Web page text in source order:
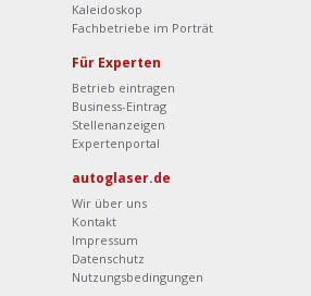
Kaleidoskop
Fachbetriebe im Porträt
Für Experten
Betrieb eintragen
Business-Eintrag
Stellenanzeigen
Expertenportal
autoglaser.de
Wir über uns
Kontakt
Impressum
Datenschutz
Nutzungsbedingungen